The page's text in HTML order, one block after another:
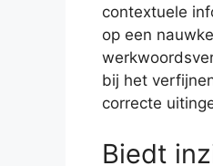
contextuele
op een
bij het
correcte
Biedt